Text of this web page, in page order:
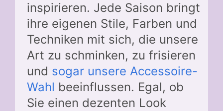
inspirieren. Jede Saison bringt
ihre eigenen Stile, Farben und
Techniken mit sich, die unsere
Art zu schminken, zu frisieren
und sogar unsere Accessoire-
Wahl beeinflussen. Egal, ob
Sie einen dezenten Look